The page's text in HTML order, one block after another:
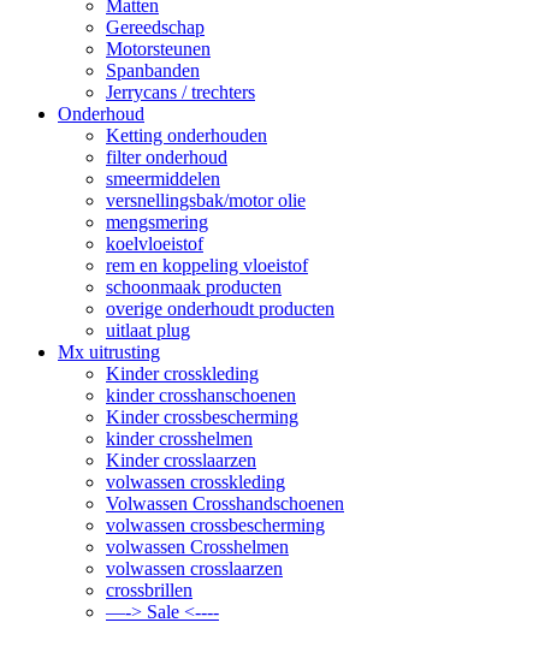
Matten
Gereedschap
Motorsteunen
Spanbanden
Jerrycans / trechters
Onderhoud
Ketting onderhouden
filter onderhoud
smeermiddelen
versnellingsbak/motor olie
mengsmering
koelvloeistof
rem en koppeling vloeistof
schoonmaak producten
overige onderhoudt producten
uitlaat plug
Mx uitrusting
Kinder crosskleding
kinder crosshanschoenen
Kinder crossbescherming
kinder crosshelmen
Kinder crosslaarzen
volwassen crosskleding
Volwassen Crosshandschoenen
volwassen crossbescherming
volwassen Crosshelmen
volwassen crosslaarzen
crossbrillen
—-> Sale <----